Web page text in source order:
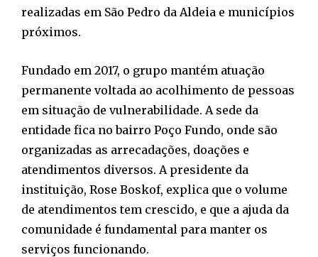
realizadas em São Pedro da Aldeia e municípios
próximos.
Fundado em 2017, o grupo mantém atuação
permanente voltada ao acolhimento de pessoas
em situação de vulnerabilidade. A sede da
entidade fica no bairro Poço Fundo, onde são
organizadas as arrecadações, doações e
atendimentos diversos. A presidente da
instituição, Rose Boskof, explica que o volume
de atendimentos tem crescido, e que a ajuda da
comunidade é fundamental para manter os
serviços funcionando.